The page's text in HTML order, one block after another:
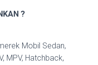
?
Mobil Sedan,
MPV, Hatchback,